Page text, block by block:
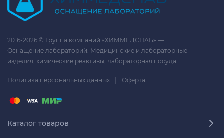
2016-2026 © Группа компаний «ХИММЕДСНАБ» —
Оснащение лабораторий. Медицинские и лабораторные
изделия, химические реактивы, лабораторная посуда.
Политика персональных данных | Оферта
Каталог товаров